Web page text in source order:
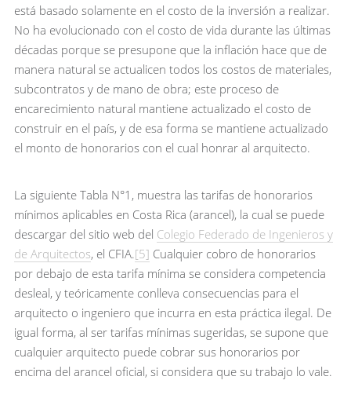
está basado solamente en el costo de la inversión a realizar.
No ha evolucionado con el costo de vida durante las últimas
décadas porque se presupone que la inflación hace que de
manera natural se actualicen todos los costos de materiales,
subcontratos y de mano de obra; este proceso de
encarecimiento natural mantiene actualizado el costo de
construir en el país, y de esa forma se mantiene actualizado
el monto de honorarios con el cual honrar al arquitecto.
La siguiente Tabla N°1, muestra las tarifas de honorarios
mínimos aplicables en Costa Rica (arancel), la cual se puede
descargar del sitio web del Colegio Federado de Ingenieros y
de Arquitectos, el CFIA.[5] Cualquier cobro de honorarios
por debajo de esta tarifa mínima se considera competencia
desleal, y teóricamente conlleva consecuencias para el
arquitecto o ingeniero que incurra en esta práctica ilegal. De
igual forma, al ser tarifas mínimas sugeridas, se supone que
cualquier arquitecto puede cobrar sus honorarios por
encima del arancel oficial, si considera que su trabajo lo vale.